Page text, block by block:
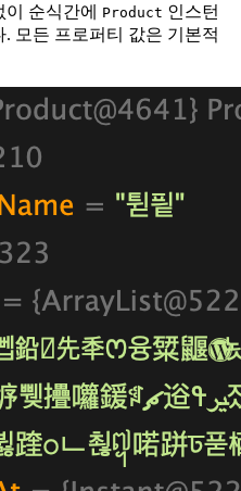
순식간에 Product 인스턴
모든 프로퍼티 값은 기본적